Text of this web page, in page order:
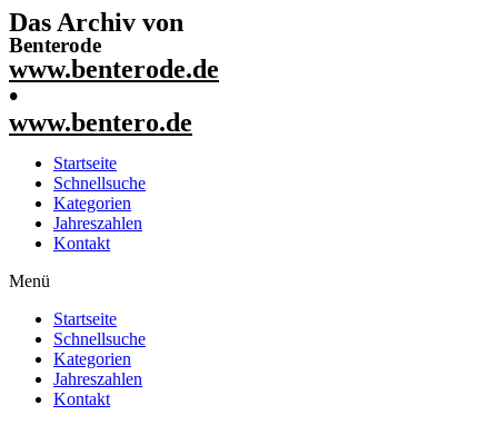
Das Archiv von
Benterode
www.benterode.de
•
www.bentero.de
Startseite
Schnellsuche
Kategorien
Jahreszahlen
Kontakt
Menü
Startseite
Schnellsuche
Kategorien
Jahreszahlen
Kontakt